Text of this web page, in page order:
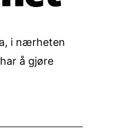
i nærheten
å gjøre